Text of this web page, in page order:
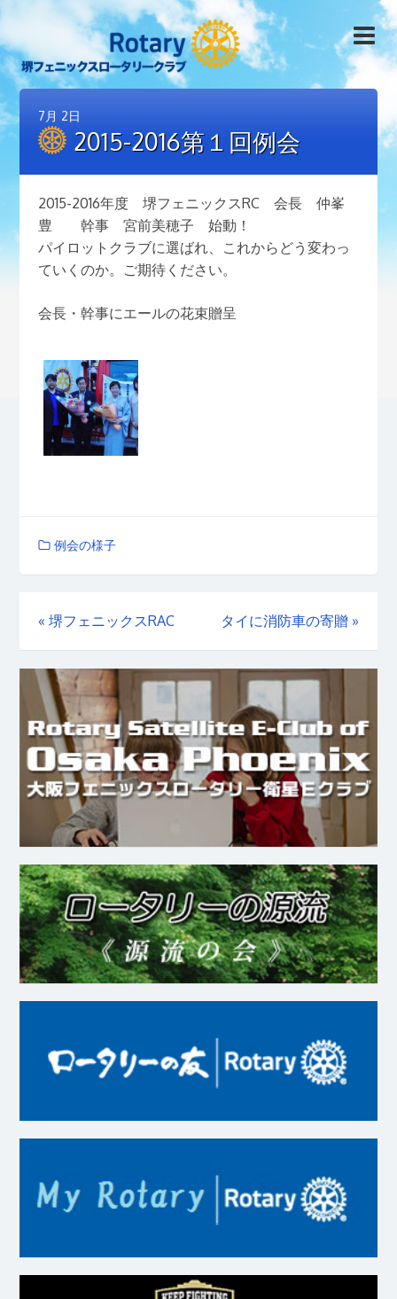
7月 2日
2015-2016第１回例会
2015-2016年度 堺フェニックスRC 会長 仲峯
豊 幹事 宮前美穂子 始動！
パイロットクラブに選ばれ、これからどう変わっ
ていくのか。ご期待ください。
会長・幹事にエールの花束贈呈
例会の様子
« 堺フェニックスRAC タイに消防車の寄贈 »